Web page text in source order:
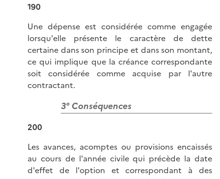
190
Une dépense est considérée comme engagée
lorsqu'elle présente le caractère de dette
certaine dans son principe et dans son montant,
ce qui implique que la créance correspondante
soit considérée comme acquise par l'autre
contractant.
3° Conséquences
200
Les avances, acomptes ou provisions encaissés
au cours de l'année civile qui précède la date
d'effet de l'option et correspondant à des